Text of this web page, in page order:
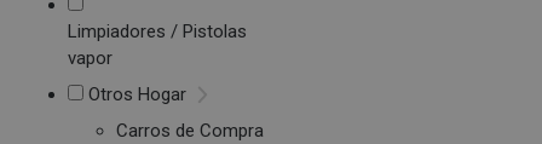
Limpiadores / Pistolas
vapor
Otros Hogar
Carros de Compra